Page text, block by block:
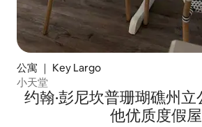
公寓 ｜ Key Largo
小天堂
约翰·彭尼坎普珊瑚礁州
他优质度假屋